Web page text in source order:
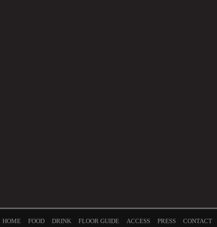
HOME FOOD DRINK FLOOR GUIDE ACCESS PRESS CONTACT